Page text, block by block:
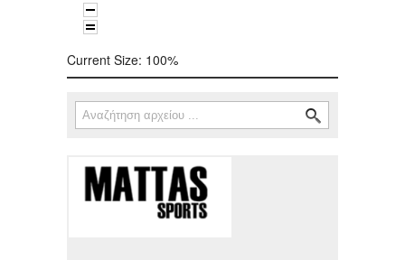
Current Size: 100%
Φόρμα αναζήτησης
Αναζήτηση